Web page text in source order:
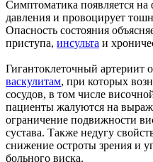
Симптоматика появляется
давления и провоцирует
Опасность состояния
приступа, инсульта и
Гигантоклеточный артериит
васкулитам, при которых
сосудов, в том числе
пациенты жалуются на
ограничение подвижности
сустава. Также недугу
снижение остроты зрения и
больного виска.